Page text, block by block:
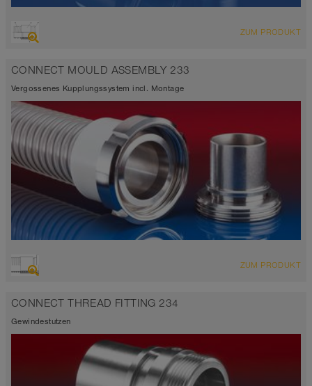
ZUM PRODUKT
CONNECT MOULD ASSEMBLY 233
Vergossenes Kupplungssystem incl. Montage
ZUM PRODUKT
CONNECT THREAD FITTING 234
Gewindestutzen